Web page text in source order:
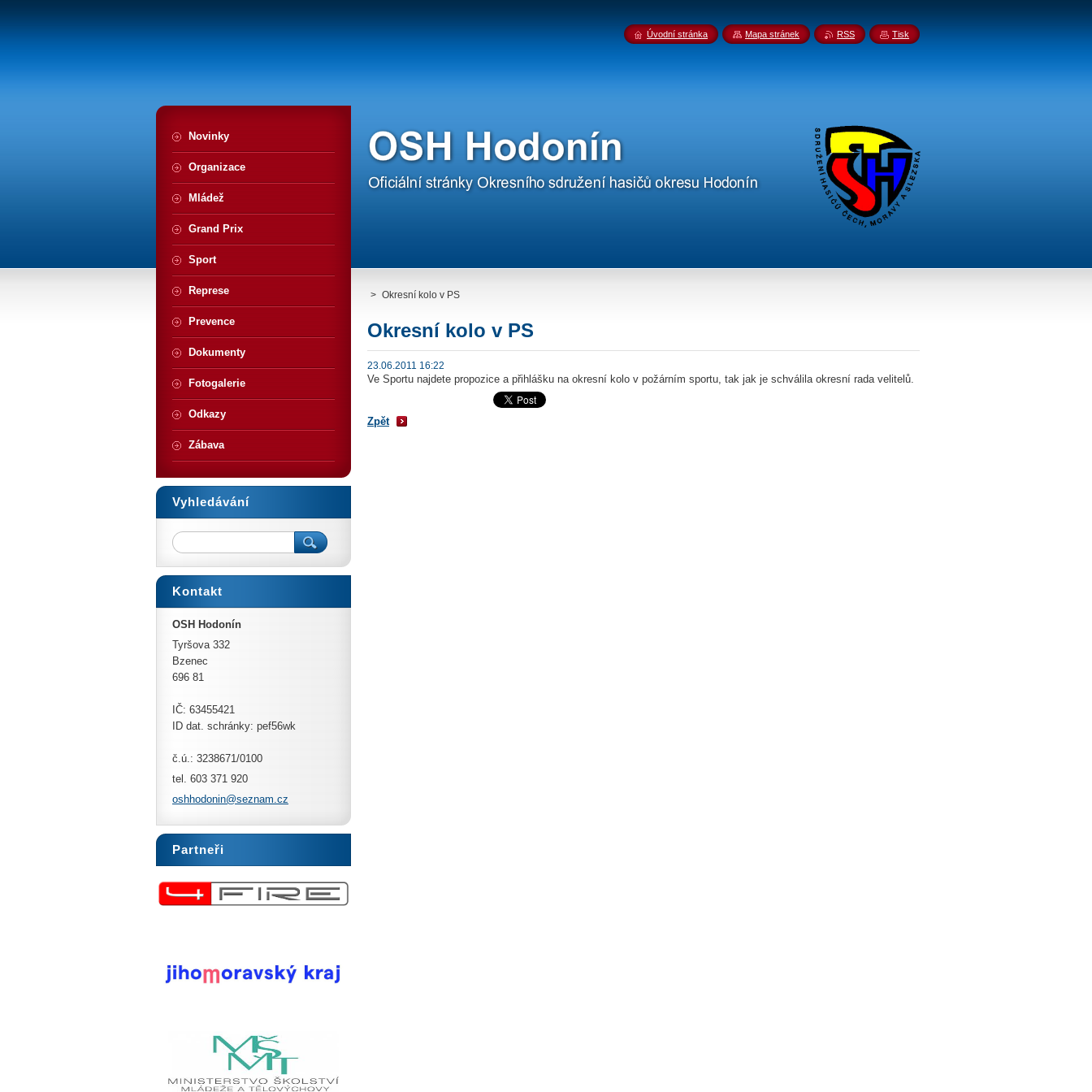
> Okresní kolo v PS
Okresní kolo v PS
23.06.2011 16:22
Ve Sportu najdete propozice a přihlášku na okresní kolo v požárním sportu, tak jak je schválila okresní rada velitelů.
Zpět
Novinky
Organizace
Mládež
Grand Prix
Sport
Represe
Prevence
Dokumenty
Fotogalerie
Odkazy
Zábava
Vyhledávání
Kontakt
OSH Hodonín
Tyršova 332
Bzenec
696 81
IČ: 63455421
ID dat. schránky: pef56wk
č.ú.: 3238671/0100
tel. 603 371 920
oshhodonin@seznam.cz
Partneři
Úvodní stránka Mapa stránek RSS Tisk